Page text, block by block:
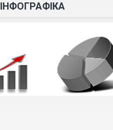
ІНФОГРАФІКА